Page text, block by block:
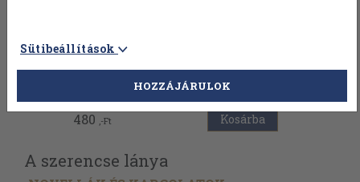
Vissza az előző oldalra
480 ,-Ft Kosárba
A szerencse lánya
Sütibeállítások
HOZZÁJÁRULOK